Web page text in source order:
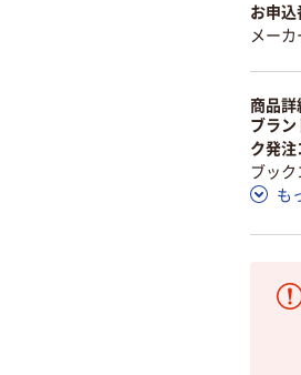
お申
メー
商品詳
ブラン
ク発注
ブック
も